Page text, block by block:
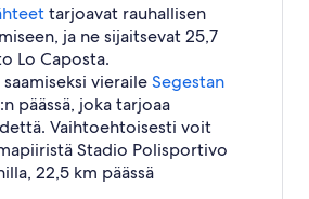
tarjoavat rauhallisen
ja ne sijaitsevat 25,7
Lo Caposta.
vieraileSegestan
päässä, joka tarjoaa
Vaihtoehtoisesti voit
Stadio Polisportivo
22,5 km päässä